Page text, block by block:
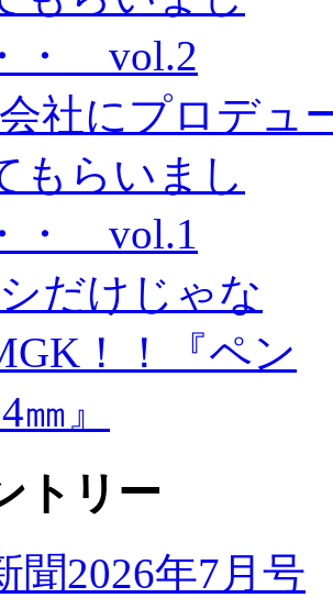
トリー
聞2026年7月号